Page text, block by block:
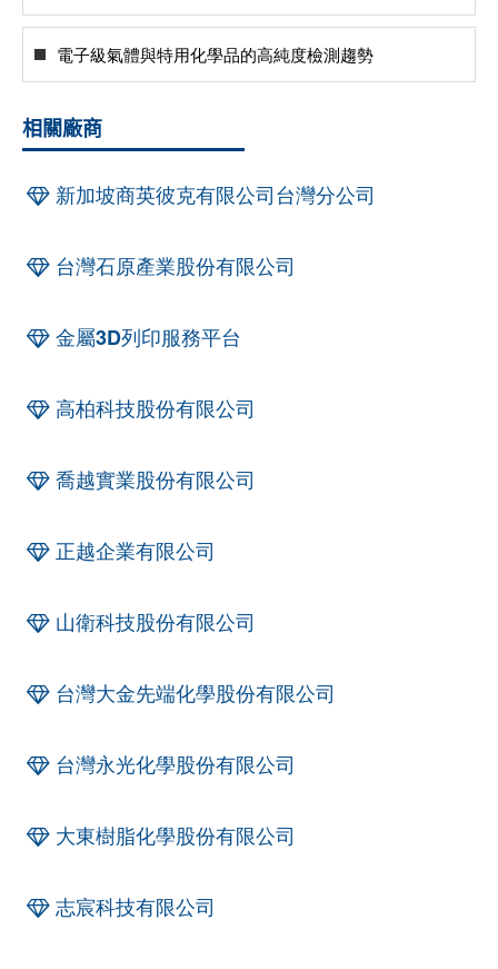
電子級氣體與特用化學品的高純度檢測趨勢
相關廠商
新加坡商英彼克有限公司台灣分公司
台灣石原產業股份有限公司
金屬3D列印服務平台
高柏科技股份有限公司
喬越實業股份有限公司
正越企業有限公司
山衛科技股份有限公司
台灣大金先端化學股份有限公司
台灣永光化學股份有限公司
大東樹脂化學股份有限公司
志宸科技有限公司